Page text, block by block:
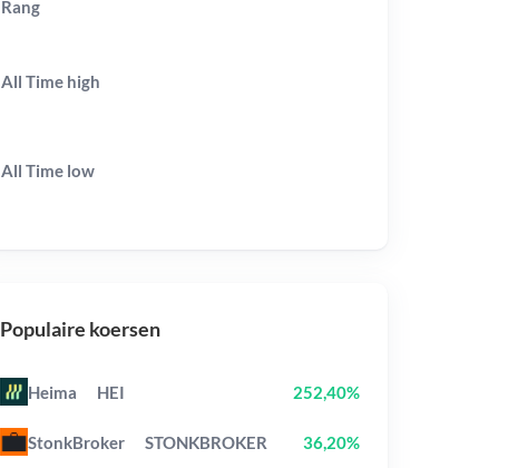
Rang
All Time high
All Time low
Populaire koersen
Heima HEI 252,40%
StonkBroker STONKBROKER 36,20%